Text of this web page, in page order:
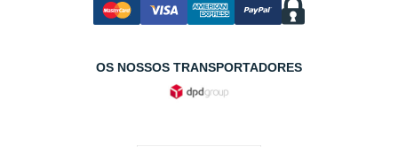
OS NOSSOS TRANSPORTADORES